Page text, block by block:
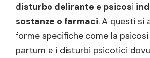
disturbo delirante e psicosi
sostanze o farmaci. A questi si
forme specifiche come la
partum e i disturbi psicotici